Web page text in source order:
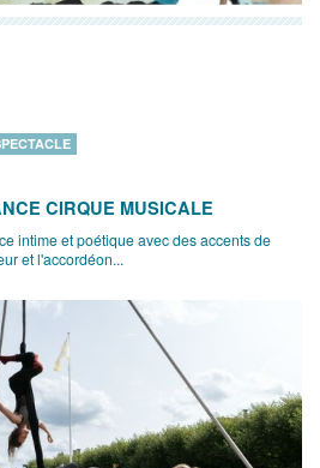
CIRQUE MUSICALE
intime et poétique avec des accents de
et l'accordéon...